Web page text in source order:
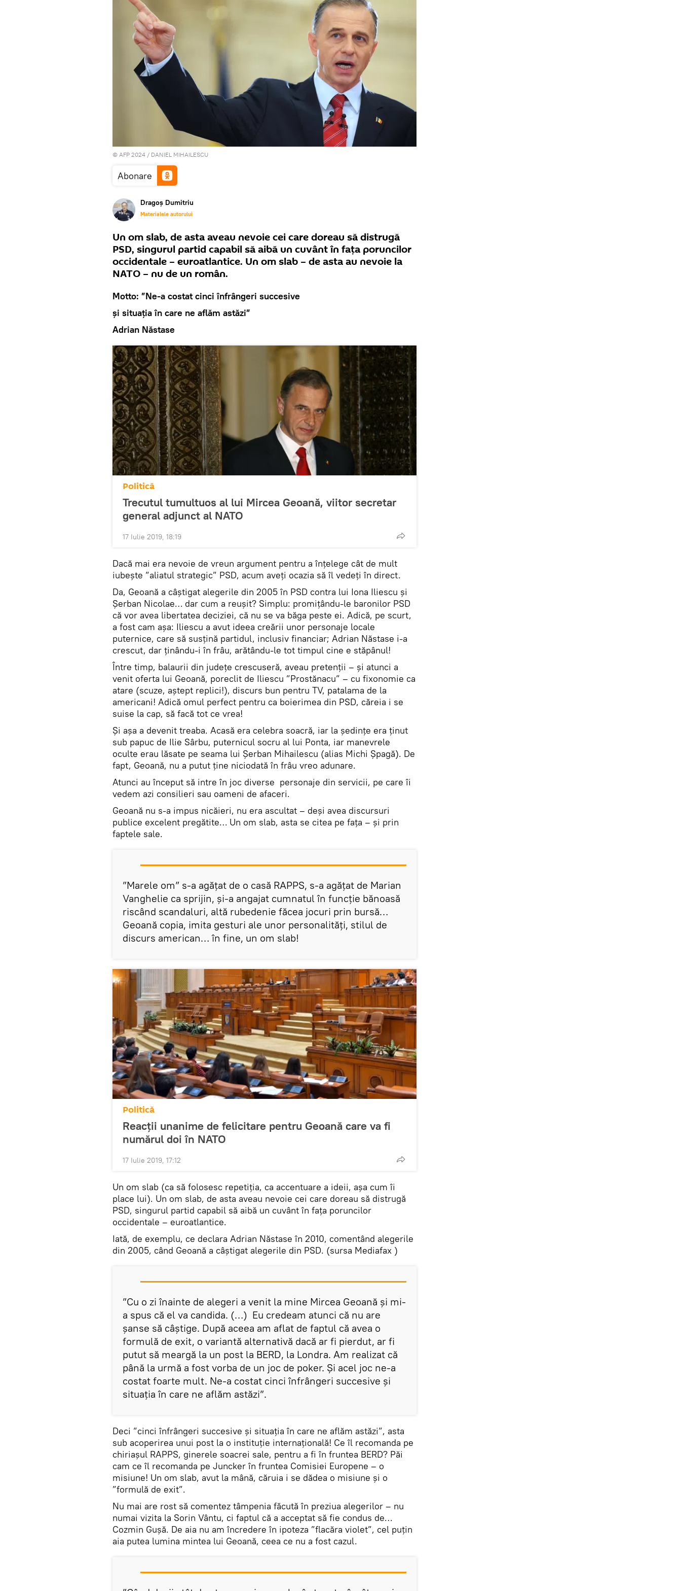
© AFP 2024 / DANIEL MIHAILESCU
Abonare
Dragoș Dumitriu
Materialele autorului
Un om slab, de asta aveau nevoie cei care doreau să distrugă
PSD, singurul partid capabil să aibă un cuvânt în fața poruncilor
occidentale – euroatlantice. Un om slab – de asta au nevoie la
NATO – nu de un român.
Motto: ”Ne-a costat cinci înfrângeri succesive
şi situaţia în care ne aflăm astăzi”
Adrian Năstase
Politică
Trecutul tumultuos al lui Mircea Geoană, viitor secretar
general adjunct al NATO
17 Iulie 2019, 18:19
Dacă mai era nevoie de vreun argument pentru a înțelege cât de mult
iubește ”aliatul strategic” PSD, acum aveți ocazia să îl vedeți în direct.
Da, Geoană a câștigat alegerile din 2005 în PSD contra lui Iona Iliescu și
Șerban Nicolae… dar cum a reușit? Simplu: promițându-le baronilor PSD
că vor avea libertatea deciziei, că nu se va băga peste ei. Adică, pe scurt,
a fost cam așa: Iliescu a avut ideea creării unor personaje locale
puternice, care să susțină partidul, inclusiv financiar; Adrian Năstase i-a
crescut, dar ținându-i în frâu, arătându-le tot timpul cine e stăpânul!
Între timp, balaurii din județe crescuseră, aveau pretenții – și atunci a
venit oferta lui Geoană, poreclit de Iliescu ”Prostănacu” – cu fixonomie ca
atare (scuze, aștept replici!), discurs bun pentru TV, patalama de la
americani! Adică omul perfect pentru ca boierimea din PSD, căreia i se
suise la cap, să facă tot ce vrea!
Și așa a devenit treaba. Acasă era celebra soacră, iar la ședințe era ținut
sub papuc de Ilie Sârbu, puternicul socru al lui Ponta, iar manevrele
oculte erau lăsate pe seama lui Șerban Mihailescu (alias Michi Șpagă). De
fapt, Geoană, nu a putut ține niciodată în frâu vreo adunare.
Atunci au început să intre în joc diverse personaje din servicii, pe care îi
vedem azi consilieri sau oameni de afaceri.
Geoană nu s-a impus nicăieri, nu era ascultat – deși avea discursuri
publice excelent pregătite… Un om slab, asta se citea pe fața – și prin
faptele sale.
”Marele om” s-a agățat de o casă RAPPS, s-a agățat de Marian
Vanghelie ca sprijin, și-a angajat cumnatul în funcție bănoasă
riscând scandaluri, altă rubedenie făcea jocuri prin bursă…
Geoană copia, imita gesturi ale unor personalități, stilul de
discurs american… în fine, un om slab!
Politică
Reacții unanime de felicitare pentru Geoană care va fi
numărul doi în NATO
17 Iulie 2019, 17:12
Un om slab (ca să folosesc repetiția, ca accentuare a ideii, așa cum îi
place lui). Un om slab, de asta aveau nevoie cei care doreau să distrugă
PSD, singurul partid capabil să aibă un cuvânt în fața poruncilor
occidentale – euroatlantice.
Iată, de exemplu, ce declara Adrian Năstase în 2010, comentând alegerile
din 2005, când Geoană a câștigat alegerile din PSD. (sursa Mediafax )
”Cu o zi înainte de alegeri a venit la mine Mircea Geoană şi mi-
a spus că el va candida. (…) Eu credeam atunci că nu are
şanse să câştige. După aceea am aflat de faptul că avea o
formulă de exit, o variantă alternativă dacă ar fi pierdut, ar fi
putut să meargă la un post la BERD, la Londra. Am realizat că
până la urmă a fost vorba de un joc de poker. Şi acel joc ne-a
costat foarte mult. Ne-a costat cinci înfrângeri succesive şi
situaţia în care ne aflăm astăzi”.
Deci ”cinci înfrângeri succesive şi situaţia în care ne aflăm astăzi”, asta
sub acoperirea unui post la o instituție internațională! Ce îl recomanda pe
chiriașul RAPPS, ginerele soacrei sale, pentru a fi în fruntea BERD? Păi
cam ce îl recomanda pe Juncker în fruntea Comisiei Europene – o
misiune! Un om slab, avut la mână, căruia i se dădea o misiune și o
”formulă de exit”.
Nu mai are rost să comentez tâmpenia făcută în preziua alegerilor – nu
numai vizita la Sorin Vântu, ci faptul că a acceptat să fie condus de…
Cozmin Gușă. De aia nu am încredere în ipoteza ”flacăra violet”, cel puțin
aia putea lumina mintea lui Geoană, ceea ce nu a fost cazul.